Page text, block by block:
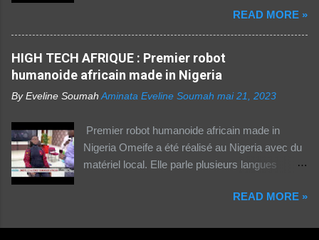
coûteux. Cinq faits pour appréhender le fossé
numérique en Afrique. La moitié des citadins
africains sont en ligne contre seulement 15% de
la population rurale. A l'échelle de la planète, les
habitants des zones urbaines sont deux fois...
d'Ivoire. Elle a gueri pres de 300 femmes.
Suivez ceci. - 1TPE.com - Votre boutique de
produits digitaux Source life tv.
READ MORE »
HIGH TECH AFRIQUE : Premier robot
humanoide africain made in Nigeria
By Eveline Soumah Aminata Eveline Soumah mai 21, 2023
Premier robot humanoide africain made in
Nigeria Omeife a été réalisé au Nigeria avec du
matériel local. Elle parle plusieurs langues
READ MORE »